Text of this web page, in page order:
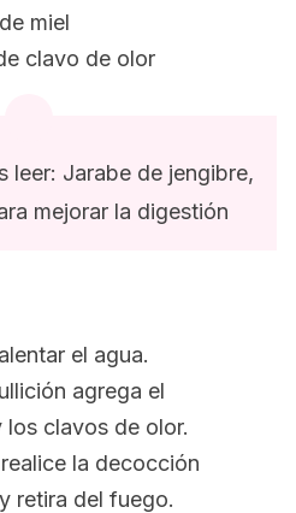
miel
clavo de olor
leer: Jarabe de jengibre,
mejorar la digestión
el agua.
agrega el
los clavos de olor.
la decocción
retira del fuego.